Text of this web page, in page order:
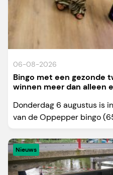
06-08-2026
Bingo met een gezonde
winnen meer dan alleen
Donderdag 6 augustus is
van de Oppepper bingo
Nieuws